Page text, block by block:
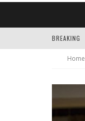
BREAKING
Home